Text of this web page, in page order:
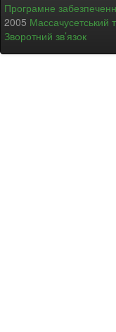
Програмне
2005 Массачусетський
Зворотний зв’язок